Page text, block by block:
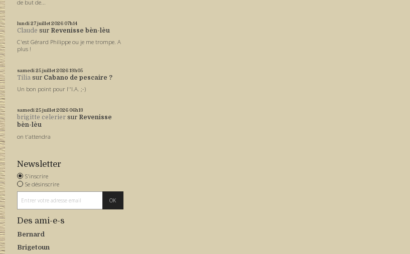
de but de...
lundi 27juillet 2026 07h14
Claude sur Revenisse bèn-lèu
C'est Gérard Philippe ou je me trompe. A
plus !
samedi 25 juillet 2026 13h05
Tilia sur Cabano de pescaire ?
Un bon point pour l''I.A. ;-)
samedi 25 juillet 2026 06h13
brigitte celerier sur Revenisse
bèn-lèu
on t'attendra
Newsletter
S'inscrire
Se désinscrire
Des ami-e-s
Bernard
Brigetoun